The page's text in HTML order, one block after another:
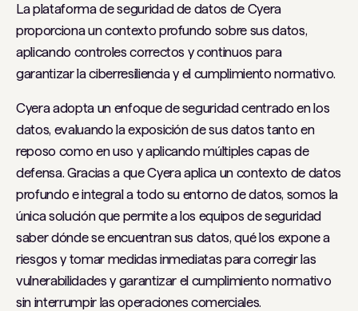
La plataforma de seguridad de datos de Cyera
proporciona un contexto profundo sobre sus datos,
aplicando controles correctos y continuos para
garantizar la ciberresiliencia y el cumplimiento normativo.
Cyera adopta un enfoque de seguridad centrado en los
datos, evaluando la exposición de sus datos tanto en
reposo como en uso y aplicando múltiples capas de
defensa. Gracias a que Cyera aplica un contexto de datos
profundo e integral a todo su entorno de datos, somos la
única solución que permite a los equipos de seguridad
saber dónde se encuentran sus datos, qué los expone a
riesgos y tomar medidas inmediatas para corregir las
vulnerabilidades y garantizar el cumplimiento normativo
sin interrumpir las operaciones comerciales.